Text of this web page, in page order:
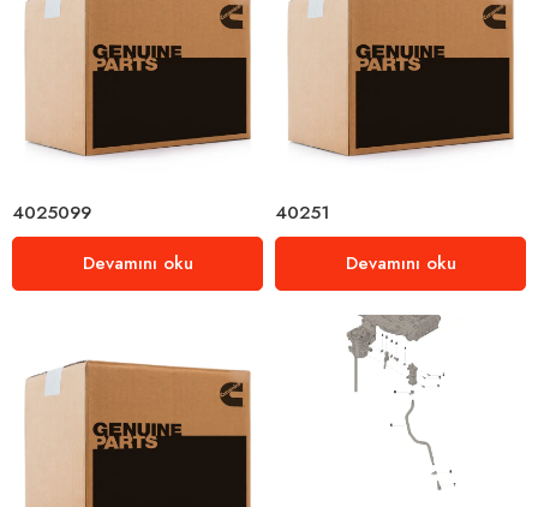
4025099
Devamını oku
40251
Devamını oku